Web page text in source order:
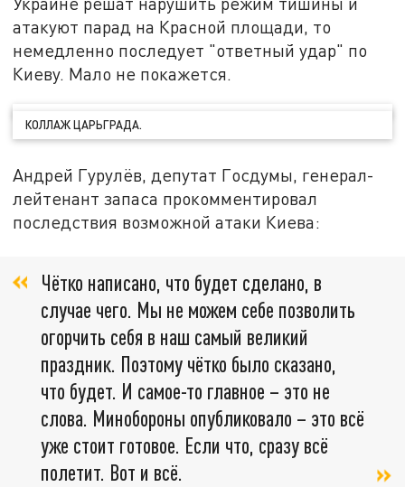
атакуют парад на Красной площади, то
немедленно последует "ответный удар" по
Киеву. Мало не покажется.
КОЛЛАЖ ЦАРЬГРАДА.
Андрей Гурулёв, депутат Госдумы, генерал-
лейтенант запаса прокомментировал
последствия возможной атаки Киева:
Чётко написано, что будет сделано, в
случае чего. Мы не можем себе позволить
огорчить себя в наш самый великий
праздник. Поэтому чётко было сказано,
что будет. И самое-то главное – это не
слова. Минобороны опубликовало – это всё
уже стоит готовое. Если что, сразу всё
полетит. Вот и всё.